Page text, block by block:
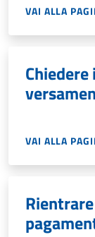
VAI ALLA
VAI ALLA